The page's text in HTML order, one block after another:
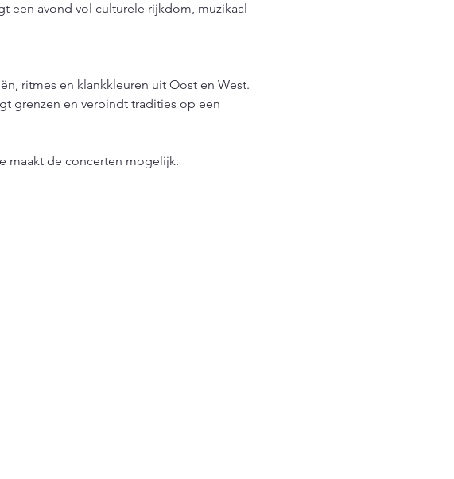
een avond vol culturele rijkdom, muzikaal
ritmes en klankkleuren uit Oost en West.
grenzen en verbindt tradities op een
maakt de concerten mogelijk.